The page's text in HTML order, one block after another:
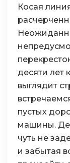
Косая
десяти лет
выглядит
пустых
машины.
чуть не
и забытая